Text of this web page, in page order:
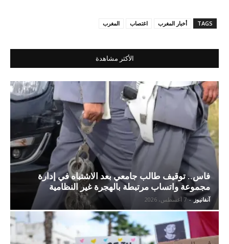
TAGS أخبار المغرب اغتصاب المغرب
الأكثر مشاهدة
فاس.. توقيف طالب جامعي بعد الاشتباه في إدارة
مجموعة واتساب مرتبطة بالهجرة غير النظامية
آنفانيوز - 7 أغسطس، 2026